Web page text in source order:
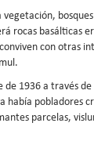
rocas basálticas
con otras
1936 a través
había pobladores
parcelas,